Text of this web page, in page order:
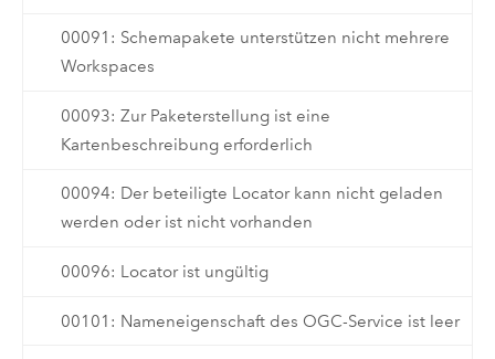
00091: Schemapakete unterstützen nicht mehrere
Workspaces
00093: Zur Paketerstellung ist eine
Kartenbeschreibung erforderlich
00094: Der beteiligte Locator kann nicht geladen
werden oder ist nicht vorhanden
00096: Locator ist ungültig
00101: Nameneigenschaft des OGC-Service ist leer